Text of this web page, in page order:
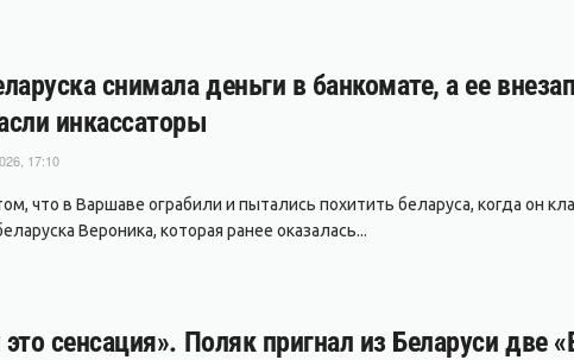
снимала деньги в банкомате, а ее
инкассаторы
17:10
что в Варшаве ограбили и пытались похитить беларуса, когда он
Вероника, которая ранее оказалась...
сенсация». Поляк пригнал из Беларуси две